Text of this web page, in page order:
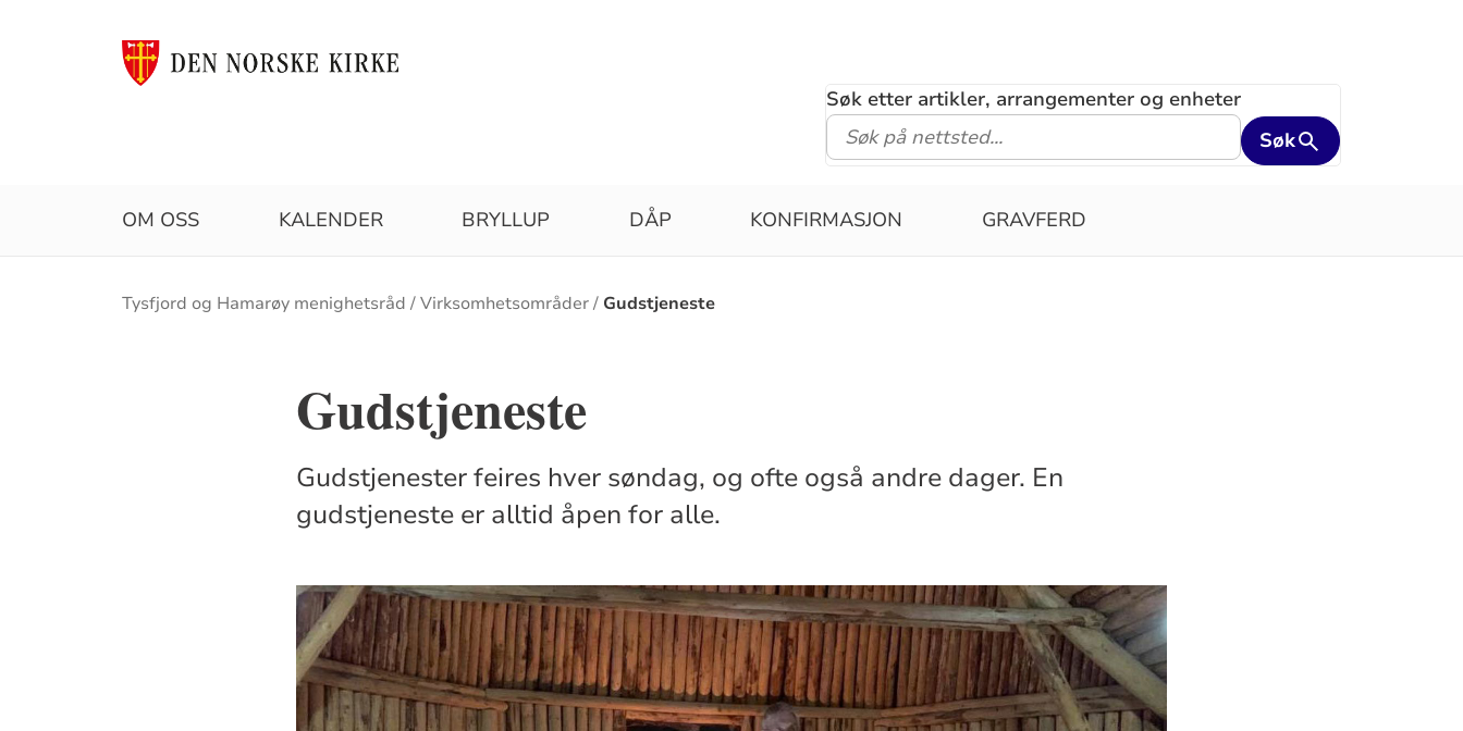
Søk etter artikler, arrangementer og enheter
Søk
OM OSS KALENDER BRYLLUP DÅP KONFIRMASJON GRAVFERD
Brødsmulesti
Tysfjord og Hamarøy menighetsråd Virksomhetsområder Gudstjeneste
Gudstjeneste
Gudstjenester feires hver søndag, og ofte også andre dager. En
gudstjeneste er alltid åpen for alle.